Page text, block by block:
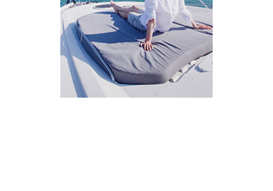
AI Assistant
איך אפשר לעזור?
בחר אחת מהאפשרויות.